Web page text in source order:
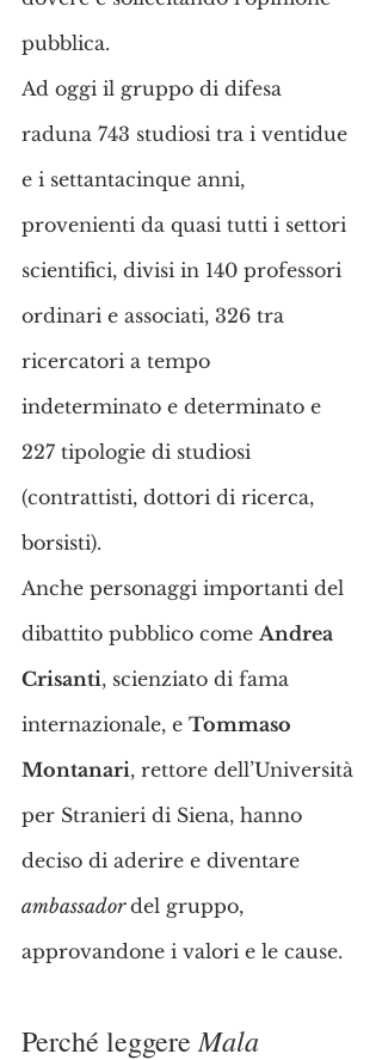
pubblica.
Ad oggi il gruppo di difesa
raduna 743 studiosi tra i ventidue
e i settantacinque anni,
provenienti da quasi tutti i settori
scientifici, divisi in 140 professori
ordinari e associati, 326 tra
ricercatori a tempo
indeterminato e determinato e
227 tipologie di studiosi
(contrattisti, dottori di ricerca,
borsisti).
Anche personaggi importanti del
dibattito pubblico come Andrea
Crisanti, scienziato di fama
internazionale, e Tommaso
Montanari, rettore dell’Università
per Stranieri di Siena, hanno
deciso di aderire e diventare
ambassador del gruppo,
approvandone i valori e le cause.
Perché leggere Mala